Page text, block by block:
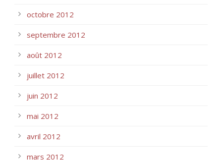
octobre 2012
septembre 2012
août 2012
juillet 2012
juin 2012
mai 2012
avril 2012
mars 2012